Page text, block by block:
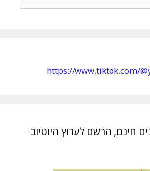
https://www.tiktok.com/
חינם, הרשם לערוץ היוטיוב